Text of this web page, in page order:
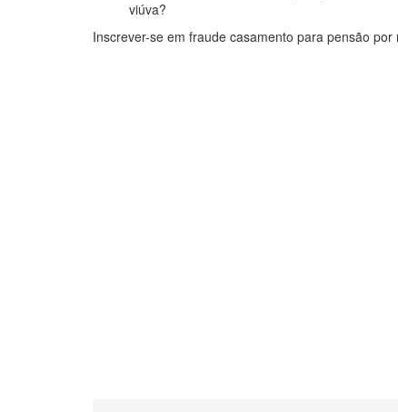
viúva?
Inscrever-se em fraude casamento para pensão por